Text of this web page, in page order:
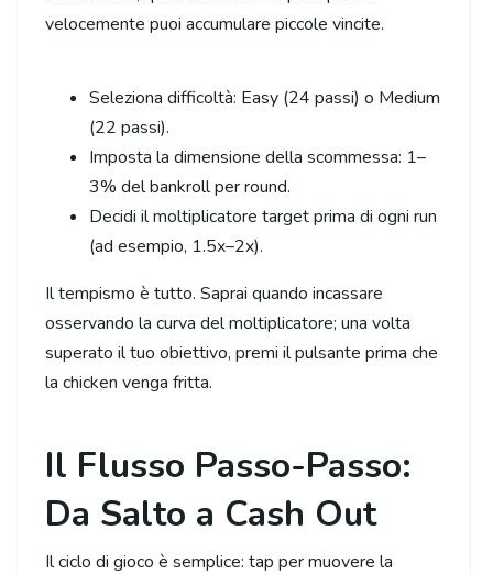
velocemente puoi accumulare piccole vincite.
Seleziona difficoltà: Easy (24 passi) o Medium
(22 passi).
Imposta la dimensione della scommessa: 1–
3% del bankroll per round.
Decidi il moltiplicatore target prima di ogni run
(ad esempio, 1.5x–2x).
Il tempismo è tutto. Saprai quando incassare
osservando la curva del moltiplicatore; una volta
superato il tuo obiettivo, premi il pulsante prima che
la chicken venga fritta.
Il Flusso Passo-Passo:
Da Salto a Cash Out
Il ciclo di gioco è semplice: tap per muovere la